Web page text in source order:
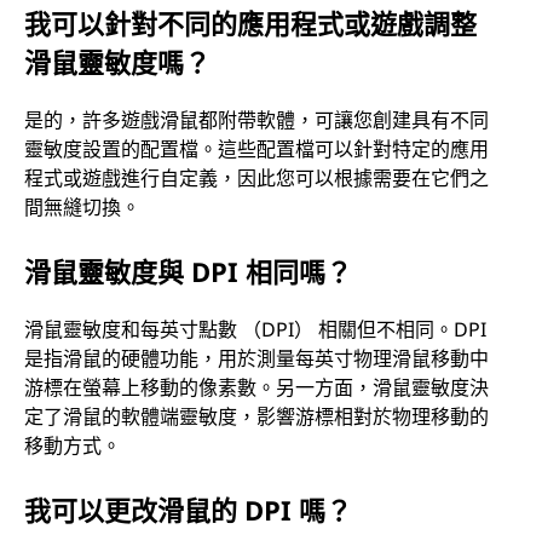
我可以針對不同的應用程式或遊戲調整
滑鼠靈敏度嗎？
是的，許多遊戲滑鼠都附帶軟體，可讓您創建具有不同
靈敏度設置的配置檔。這些配置檔可以針對特定的應用
程式或遊戲進行自定義，因此您可以根據需要在它們之
間無縫切換。
滑鼠靈敏度與 DPI 相同嗎？
滑鼠靈敏度和每英寸點數 （DPI） 相關但不相同。DPI
是指滑鼠的硬體功能，用於測量每英寸物理滑鼠移動中
游標在螢幕上移動的像素數。另一方面，滑鼠靈敏度決
定了滑鼠的軟體端靈敏度，影響游標相對於物理移動的
移動方式。
我可以更改滑鼠的 DPI 嗎？